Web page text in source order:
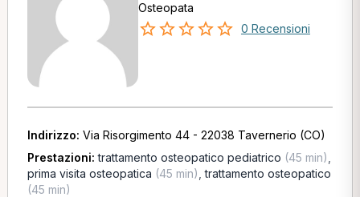
Osteopata
0 Recensioni
Indirizzo: Via Risorgimento 44 - 22038 Tavernerio (CO)
Prestazioni:trattamento osteopatico pediatrico (45 min)
prima visita osteopatica (45 min) ,trattamento osteopatico
(45 min)